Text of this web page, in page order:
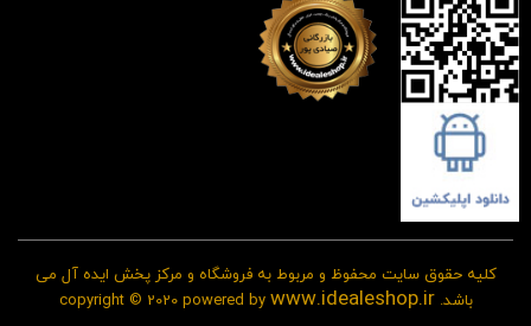
کلیه حقوق سایت محفوظ و مربوط به فروشگاه و مرکز پخش ایده آل می
باشد. copyright © 2020 powered bywww.idealeshop.ir